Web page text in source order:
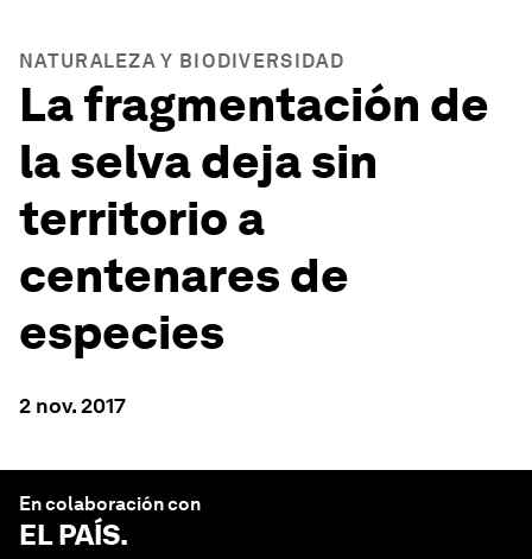
NATURALEZA Y BIODIVERSIDAD
La fragmentación de
la selva deja sin
territorio a
centenares de
especies
2 nov. 2017
En colaboración con
EL PAÍS.